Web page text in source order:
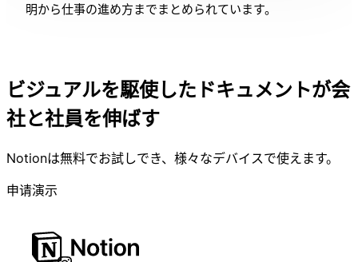
明から仕事の進め方までまとめられています。
ビジュアルを駆使したドキュメントが会
社と社員を伸ばす
Notionは無料でお試しでき、様々なデバイスで使えます。
申请演示